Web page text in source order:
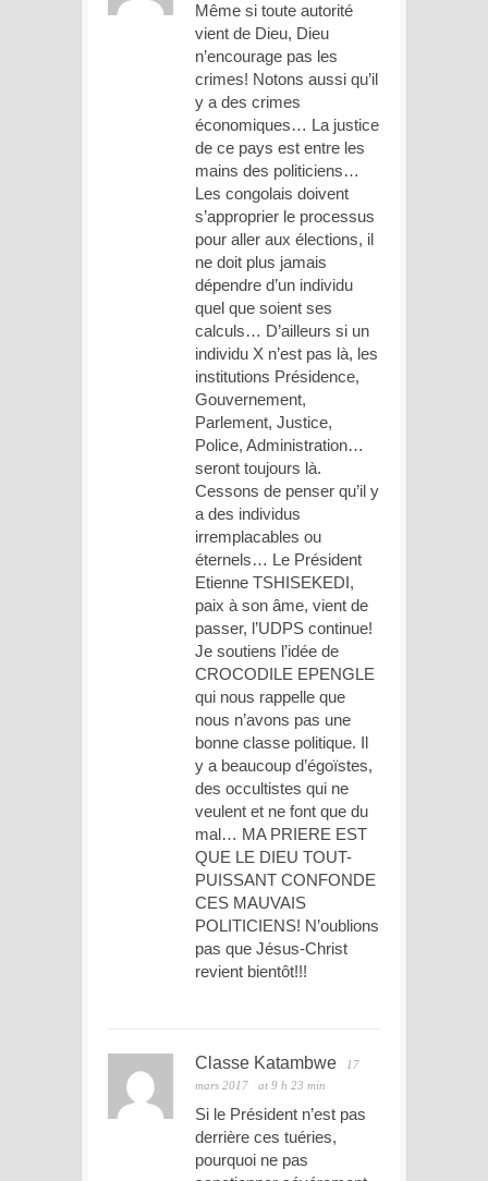
Même si toute autorité
vient de Dieu, Dieu
n’encourage pas les
crimes! Notons aussi qu’il
y a des crimes
économiques… La justice
de ce pays est entre les
mains des politiciens…
Les congolais doivent
s’approprier le processus
pour aller aux élections, il
ne doit plus jamais
dépendre d’un individu
quel que soient ses
calculs… D’ailleurs si un
individu X n’est pas là, les
institutions Présidence,
Gouvernement,
Parlement, Justice,
Police, Administration…
seront toujours là.
Cessons de penser qu’il y
a des individus
irremplacables ou
éternels… Le Président
Etienne TSHISEKEDI,
paix à son âme, vient de
passer, l’UDPS continue!
Je soutiens l’idée de
CROCODILE EPENGLE
qui nous rappelle que
nous n’avons pas une
bonne classe politique. Il
y a beaucoup d’égoïstes,
des occultistes qui ne
veulent et ne font que du
mal… MA PRIERE EST
QUE LE DIEU TOUT-
PUISSANT CONFONDE
CES MAUVAIS
POLITICIENS! N’oublions
pas que Jésus-Christ
revient bientôt!!!
Classe Katambwe
17
mars 2017
at 9 h 23 min
Si le Président n’est pas
derrière ces tuéries,
pourquoi ne pas